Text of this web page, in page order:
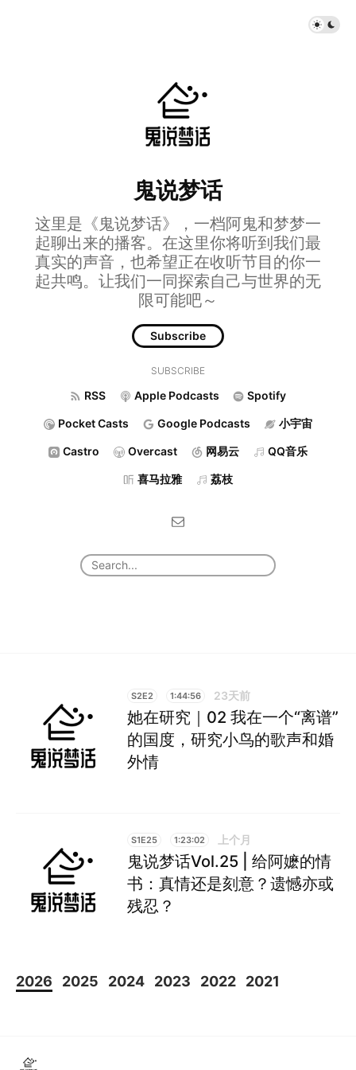
鬼说梦话
这里是《鬼说梦话》，一档阿鬼和梦梦一
起聊出来的播客。在这里你将听到我们最
真实的声音，也希望正在收听节目的你一
起共鸣。让我们一同探索自己与世界的无
限可能吧～
Subscribe
SUBSCRIBE
RSS Apple Podcasts Spotify
Pocket Casts Google Podcasts 小宇宙
Castro Overcast 网易云 QQ音乐
喜马拉雅 荔枝
S2E2 1:44:56 23天前
她在研究｜02 我在一个“离谱”
的国度，研究小鸟的歌声和婚
外情
S1E25 1:23:02 上个月
鬼说梦话Vol.25 | 给阿嬷的情
书：真情还是刻意？遗憾亦或
残忍？
2026 2025 2024 2023 2022 2021